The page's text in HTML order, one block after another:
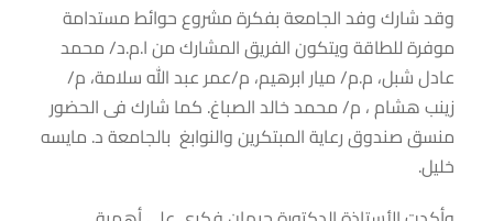
وقد شارك وفد الجامعة بفكرة مشروع حوائط مستدامة
موفرة للطاقة ويتكون الفريق المشارك من ا.م.د/ محمد
عادل شبل، م.م/ ميار ابرهيم، م/عمر عبد الله سلامة، م/
زينب هشام ، م/ محمد خالد الصباغ. كما شارك فى الحضور
منسق صندوق رعاية المبتكرين والنوابغ بالجامعة د. مايسه
خليل.